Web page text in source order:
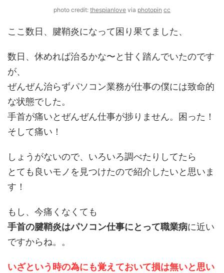
photo credit: thespianlove via photopin cc
ここ数日、腱鞘炎になって困り果てました、
数日、休めれば治るかな〜と甘く踏んでいたのです
が、
ぜんぜん治らずパソコン業務が仕事の僕には致命的
な状態でした。
手首が痛いとぜんぜん仕事が捗りません。困った！
そして痛い！
しょうがないので、いろいろ調べたりしてたら
とても良いモノを見つけたので紹介したいと思いま
す！
もし、今痛くなくても
手首の腱鞘炎はパソコン仕事にとって職業病に近い
ですからね。。
いざという時の為にも覚えておいて損は無いと思い